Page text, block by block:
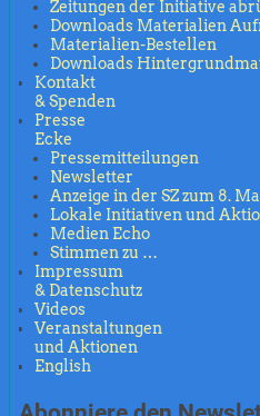
Zeitungen der Initiative
Downloads Materialien
Materialien-Bestellen
Downloads
Kontakt
& Spenden
Presse
Ecke
Pressemitteilungen
Newsletter
Anzeige in der SZ zum 8.
Lokale Initiativen und
Medien Echo
Stimmen zu …
Impressum
& Datenschutz
Videos
Veranstaltungen
und Aktionen
English